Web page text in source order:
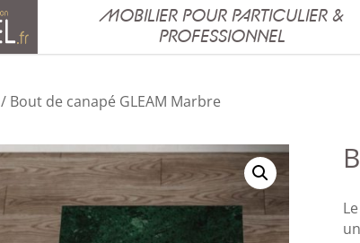
MOBILIER POUR PARTICULIER &
PROFESSIONNEL
/ Bout de canapé GLEAM Marbre